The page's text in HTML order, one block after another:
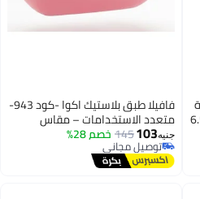
فافيلا طبق بلاستيك اكوا -كود 943-
متعدد الاستخدامات – مقاس
22×16.5×4.5 سم – عملي وخفيف
للاستخدام اليومي
جنيه103
145خصم 28%
توصيل مجاني
توصيل مجاني